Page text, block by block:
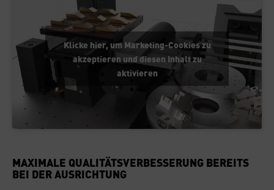
Klicke hier, um Marketing-Cookies zu
akzeptieren und diesen Inhalt zu
aktivieren
MAXIMALE QUALITÄTSVERBESSERUNG BEREITS
BEI DER AUSRICHTUNG